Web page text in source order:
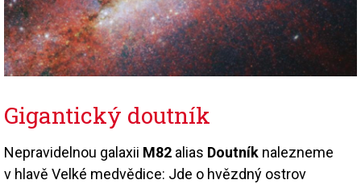
Gigantický doutník
Nepravidelnou galaxii M82 alias Doutník nalezneme
v hlavě Velké medvědice: Jde o hvězdný ostrov